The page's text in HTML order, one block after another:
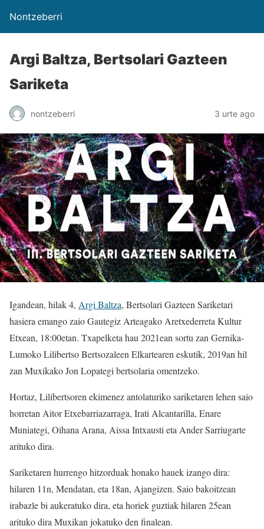
Nontzeberri
Argi Baltza, Bertsolari Gazteen
Sariketa
nontzeberri 3 urte ago
Igandean, hilak 4, Argi Baltza, Bertsolari Gazteen Sariketari
hasiera emango zaio Gautegiz Arteagako Aretxederreta Kultur
Etxean, 18:00etan. Txapelketa hau 2021ean sortu zan Gernika-
Lumoko Lilibertso Bertsozaleen Elkartearen eskutik, 2019an hil
zan Muxikako Jon Lopategi bertsolaria omentzeko.
Hortaz, Lilibertsoren ekimenez antolaturiko sariketaren lehen saio
horretan Aitor Etxebarriazarraga, Irati Alcantarilla, Enare
Muniategi, Oihana Arana, Aissa Intxausti eta Ander Sarriugarte
arituko dira.
Sariketaren hurrengo hitzorduak honako hauek izango dira:
hilaren 11n, Mendatan, eta 18an, Ajangizen. Saio bakoitzean
irabazle bi aukeratuko dira, eta horiek guztiak hilaren 25ean
arituko dira Muxikan jokatuko den finalean.